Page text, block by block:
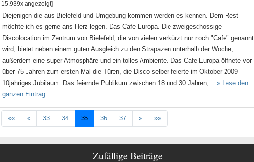
| 15.939x angezeigt]
Diejenigen die aus Bielefeld und Umgebung kommen werden es kennen. Dem Rest
möchte ich es gerne ans Herz legen. Das Cafe Europa. Die zweigeschossige
Discolocation im Zentrum von Bielefeld, die von vielen verkürzt nur noch "Cafe" genannt
wird, bietet neben einem guten Ausgleich zu den Strapazen unterhalb der Woche,
außerdem eine super Atmosphäre und ein tolles Ambiente. Das Cafe Europa öffnete vor
über 75 Jahren zum ersten Mal die Türen, die Disco selber feierte im Oktober 2009
10jähriges Jubiläum. Das feiernde Publikum zwischen 18 und 30 Jahren,...» Lese den
ganzen Eintrag
«« « 33 34 35 36 37 » »»
Zufällige Beiträge